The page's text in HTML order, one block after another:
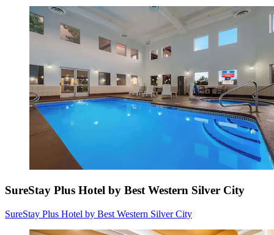
SureStay Plus Hotel by Best Western Silver City
SureStay Plus Hotel by Best Western Silver City